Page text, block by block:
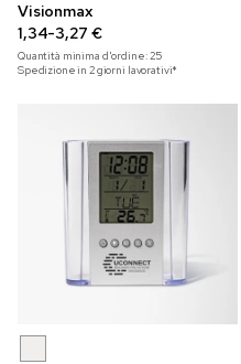
Visionmax
1,34-3,27 €
Quantità minima d'ordine:25
Spedizione in 2 giorni lavorativi*